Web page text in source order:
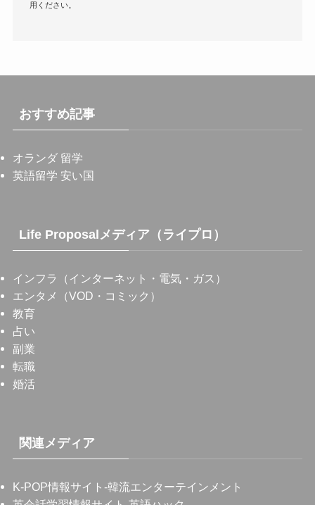
用ください。
おすすめ記事
オランダ 留学
英語留学 安い国
Life Proposalメディア（ライプロ）
インフラ（インターネット・電気・ガス）
エンタメ（VOD・コミック）
教育
占い
副業
転職
婚活
関連メディア
K-POP情報サイト -韓流エンターテインメント